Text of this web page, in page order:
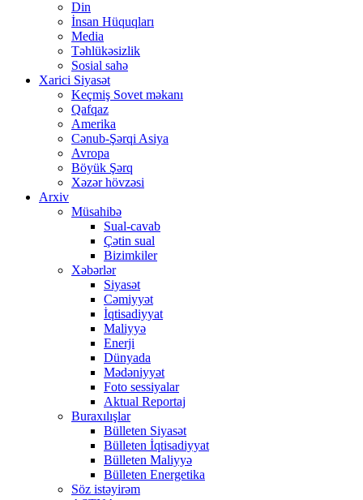
Din
İnsan Hüquqları
Media
Təhlükəsizlik
Sosial sahə
Xarici Siyasət
Keçmiş Sovet məkanı
Qafqaz
Amerika
Cənub-Şərqi Asiya
Avropa
Böyük Şərq
Xəzər hövzəsi
Arxiv
Müsahibə
Sual-cavab
Çətin sual
Bizimkiler
Xəbərlər
Siyasət
Cəmiyyət
İqtisadiyyat
Maliyyə
Enerji
Dünyada
Mədəniyyət
Foto sessiyalar
Aktual Reportaj
Buraxılışlar
Bülleten Siyasət
Bülleten İqtisadiyyat
Bülleten Maliyyə
Bülleten Energetika
Söz istəyirəm